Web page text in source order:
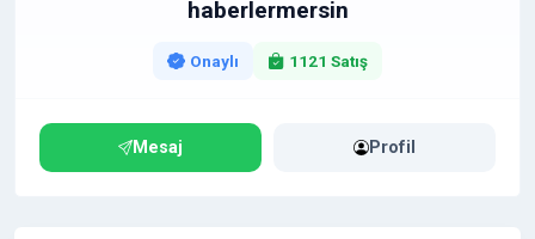
haberlermersin
Onaylı 1121 Satış
Mesaj Profil